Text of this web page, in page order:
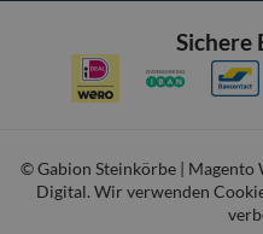
Sichere
© Gabion Steinkörbe |
Digital. Wir verwenden